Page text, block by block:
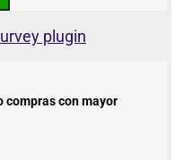
plugin
compras con mayor